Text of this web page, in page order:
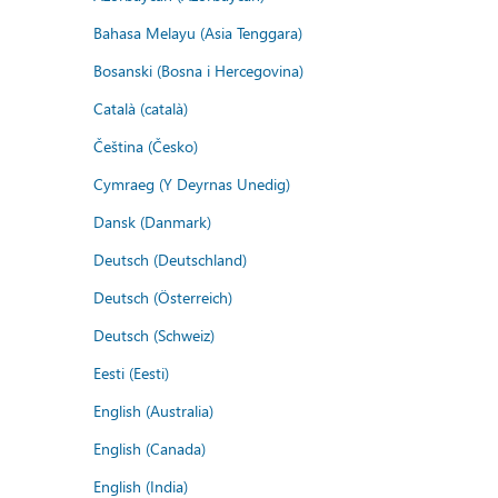
Bahasa Melayu (Asia Tenggara)
Bosanski (Bosna i Hercegovina)
Català (català)
Čeština (Česko)
Cymraeg (Y Deyrnas Unedig)
Dansk (Danmark)
Deutsch (Deutschland)
Deutsch (Österreich)
Deutsch (Schweiz)
Eesti (Eesti)
English (Australia)
English (Canada)
English (India)